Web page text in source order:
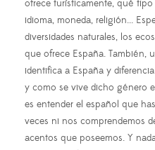
ofrece turísticamente, qué
idioma, moneda, religión...
diversidades naturales, los
que ofrece España. También,
identifica a España y
y como se vive dicho género
es entender el español que
veces ni nos comprendemos
acentos que poseemos. Y